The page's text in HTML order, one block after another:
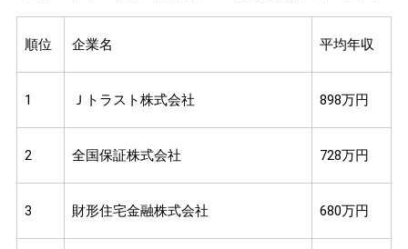
順位 企業名 平均年収
1 Ｊトラスト株式会社 898万円
2 全国保証株式会社 728万円
3 財形住宅金融株式会社 680万円